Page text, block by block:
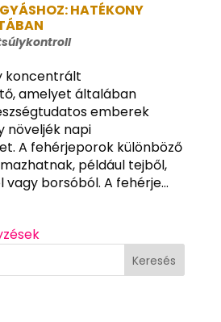
HATÉKONY
koncentrált
amelyet általában
emberek
növeljék napi
A fehérjeporok különböző
például tejből,
vagy borsóból. A fehérje...